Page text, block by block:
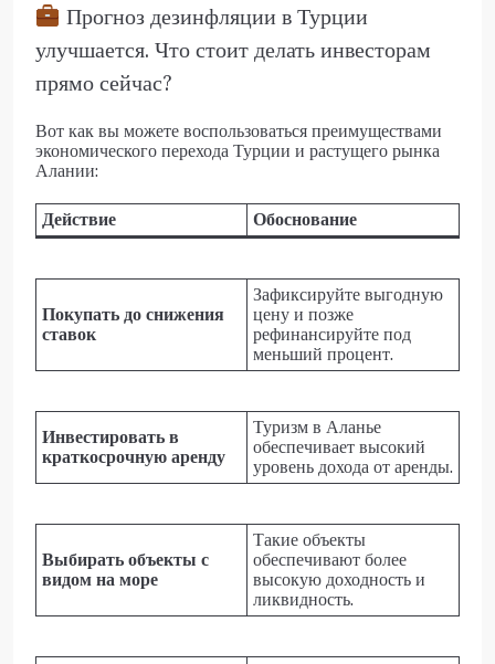
Прогноз дезинфляции в Турции
улучшается. Что стоит делать инвесторам
прямо сейчас?
Вот как вы можете воспользоваться преимуществами
экономического перехода Турции и растущего рынка
Алании:
Действие Обоснование
Покупать до снижения
ставок
Зафиксируйте выгодную
цену и позже
рефинансируйте под
меньший процент.
Инвестировать в
краткосрочную аренду
Туризм в Аланье
обеспечивает высокий
уровень дохода от аренды.
Выбирать объекты с
видом на море
Такие объекты
обеспечивают более
высокую доходность и
ликвидность.